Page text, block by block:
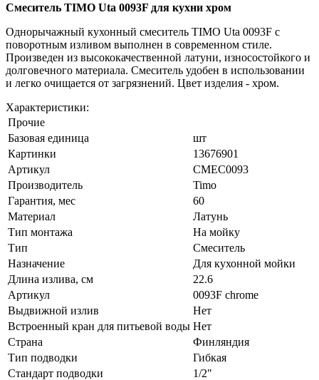
Смеситель TIMO Uta 0093F для кухни хром
Однорычажный кухонный смеситель TIMO Uta 0093F с
поворотным изливом выполнен в современном стиле.
Произведен из высококачественной латуни, износостойкого и
долговечного материала. Смеситель удобен в использовании
и легко очищается от загрязнений. Цвет изделия - хром.
Характеристики:
Прочие
Базовая единица
шт
Картинки
13676901
Артикул
СМЕС0093
Производитель
Timo
Гарантия, мес
60
Материал
Латунь
Тип монтажа
На мойку
Тип
Смеситель
Назначение
Для кухонной мойки
Длина излива, см
22.6
Артикул
0093F chrome
Выдвижной излив
Нет
Встроенный кран для питьевой воды Нет
Страна
Финляндия
Тип подводки
Гибкая
Стандарт подводки
1/2"